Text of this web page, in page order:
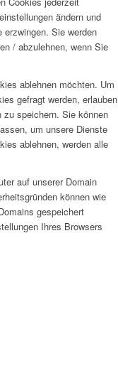
ändern und
Sie werden
/ abzulehnen, wenn Sie
ablehnen möchten. Um
gefragt werden, erlauben
speichern. Sie können
um unsere Dienste
ablehnen, werden alle
auf unserer Domain
können wie
gespeichert
Ihres Browsers